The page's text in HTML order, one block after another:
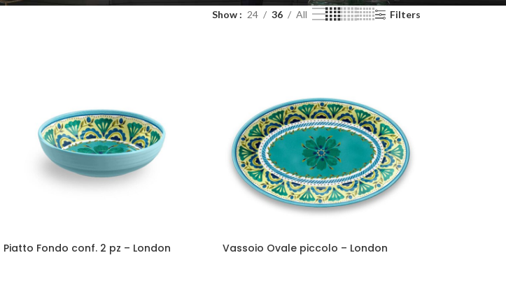
Show 24 36 All Filters
Piatto Fondo conf. 2 pz – London Vassoio Ovale piccolo – London